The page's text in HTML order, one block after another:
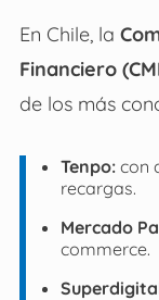
En Chile, la
Financiero
de los más
Tenpo:con
recargas.
Mercado
commerce.